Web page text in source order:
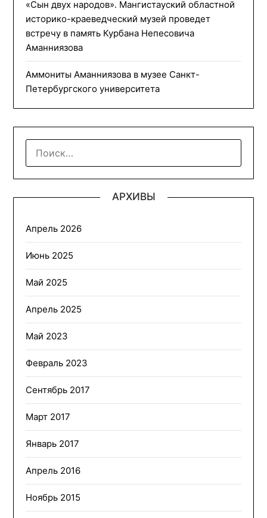
«Сын двух народов». Мангистауский областной
историко-краеведческий музей проведет
встречу в память Курбана Непесовича
Аманниязова
Аммониты Аманниязова в музее Санкт-
Петербургского университета
АРХИВЫ
Апрель 2026
Июнь 2025
Май 2025
Апрель 2025
Май 2023
Февраль 2023
Сентябрь 2017
Март 2017
Январь 2017
Апрель 2016
Ноябрь 2015